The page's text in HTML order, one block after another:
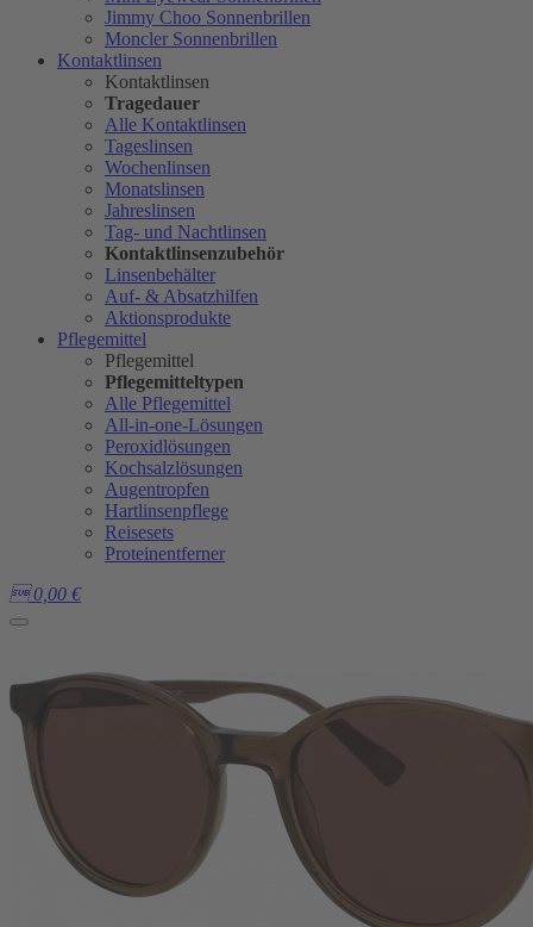
Jimmy Choo Sonnenbrillen
Moncler Sonnenbrillen
Kontaktlinsen
Kontaktlinsen
Tragedauer
Alle Kontaktlinsen
Tageslinsen
Wochenlinsen
Monatslinsen
Jahreslinsen
Tag- und Nachtlinsen
Kontaktlinsenzubehör
Linsenbehälter
Auf- & Absatzhilfen
Aktionsprodukte
Pflegemittel
Pflegemittel
Pflegemitteltypen
Alle Pflegemittel
All-in-one-Lösungen
Peroxidlösungen
Kochsalzlösungen
Augentropfen
Hartlinsenpflege
Reisesets
Proteinentferner
 0,00 €